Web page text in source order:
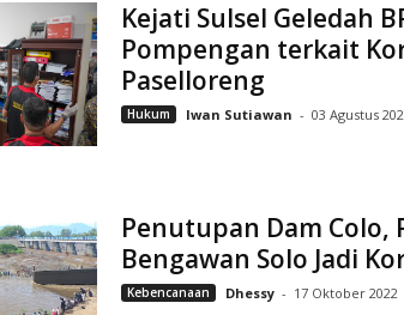
Kejati Sulsel Geledah
Pompengan terkait
Paselloreng
Hukum Iwan Sutiawan - 03 Agustus
Penutupan Dam Colo,
Bengawan Solo Jadi
Kebencanaan Dhessy - 17 Oktober 2022